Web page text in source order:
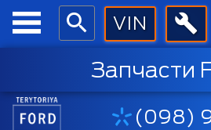
Запчасти
(098)